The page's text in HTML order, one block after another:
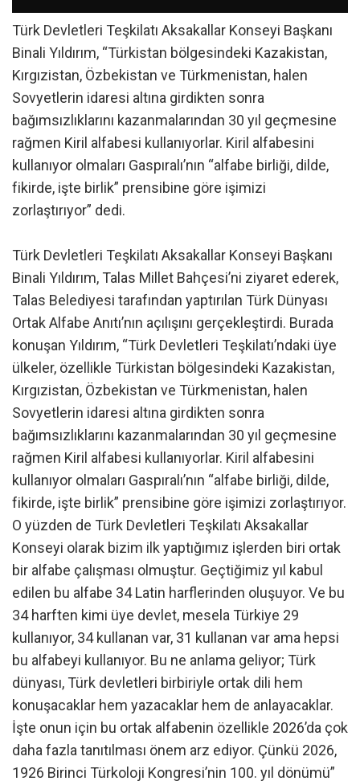
Türk Devletleri Teşkilatı Aksakallar Konseyi Başkanı
Binali Yıldırım, “Türkistan bölgesindeki Kazakistan,
Kırgızistan, Özbekistan ve Türkmenistan, halen
Sovyetlerin idaresi altına girdikten sonra
bağımsızlıklarını kazanmalarından 30 yıl geçmesine
rağmen Kiril alfabesi kullanıyorlar. Kiril alfabesini
kullanıyor olmaları Gaspıralı’nın “alfabe birliği, dilde,
fikirde, işte birlik” prensibine göre işimizi
zorlaştırıyor” dedi.
Türk Devletleri Teşkilatı Aksakallar Konseyi Başkanı
Binali Yıldırım, Talas Millet Bahçesi’ni ziyaret ederek,
Talas Belediyesi tarafından yaptırılan Türk Dünyası
Ortak Alfabe Anıtı’nın açılışını gerçekleştirdi. Burada
konuşan Yıldırım, “Türk Devletleri Teşkilatı’ndaki üye
ülkeler, özellikle Türkistan bölgesindeki Kazakistan,
Kırgızistan, Özbekistan ve Türkmenistan, halen
Sovyetlerin idaresi altına girdikten sonra
bağımsızlıklarını kazanmalarından 30 yıl geçmesine
rağmen Kiril alfabesi kullanıyorlar. Kiril alfabesini
kullanıyor olmaları Gaspıralı’nın “alfabe birliği, dilde,
fikirde, işte birlik” prensibine göre işimizi zorlaştırıyor.
O yüzden de Türk Devletleri Teşkilatı Aksakallar
Konseyi olarak bizim ilk yaptığımız işlerden biri ortak
bir alfabe çalışması olmuştur. Geçtiğimiz yıl kabul
edilen bu alfabe 34 Latin harflerinden oluşuyor. Ve bu
34 harften kimi üye devlet, mesela Türkiye 29
kullanıyor, 34 kullanan var, 31 kullanan var ama hepsi
bu alfabeyi kullanıyor. Bu ne anlama geliyor; Türk
dünyası, Türk devletleri birbiriyle ortak dili hem
konuşacaklar hem yazacaklar hem de anlayacaklar.
İşte onun için bu ortak alfabenin özellikle 2026’da çok
daha fazla tanıtılması önem arz ediyor. Çünkü 2026,
1926 Birinci Türkoloji Kongresi’nin 100. yıl dönümü”